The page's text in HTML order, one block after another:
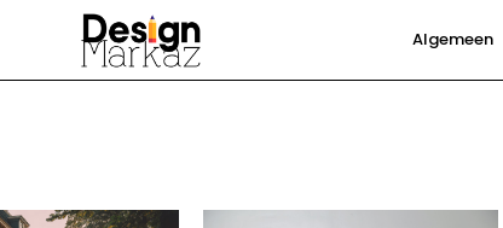
Algemeen